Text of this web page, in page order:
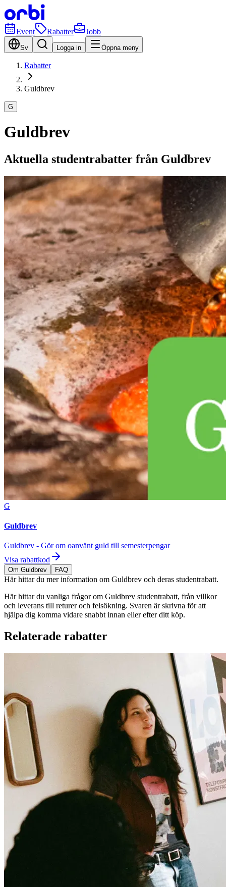
Event Rabatter Jobb
Sv Logga in Öppna meny
Rabatter
Guldbrev
G
Guldbrev
Aktuella studentrabatter från Guldbrev
G
Guldbrev
Guldbrev - Gör om oanvänt guld till semesterpengar
Visa rabattkod
Om Guldbrev FAQ
Här hittar du mer information om Guldbrev och deras studentrabatt.
Här hittar du vanliga frågor om Guldbrev studentrabatt, från villkor
och leverans till returer och felsökning. Svaren är skrivna för att
hjälpa dig komma vidare snabbt innan eller efter ditt köp.
Relaterade rabatter